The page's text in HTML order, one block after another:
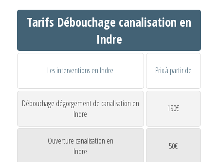
Tarifs Débouchage canalisation en
Indre
Les interventions en Indre Prix à partir de
Débouchage dégorgement de canalisation en
Indre
190€
Ouverture canalisation en
Indre
50€